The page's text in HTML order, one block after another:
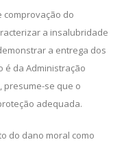
comprovação do
a insalubridade
a entrega dos
é da Administração
presume-se que o
adequada.
do dano moral como